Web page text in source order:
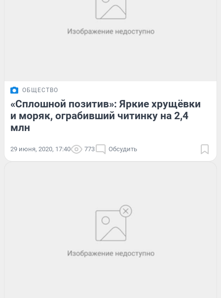
ОБЩЕСТВО
«Сплошной позитив»: Яркие хрущёвки
и моряк, ограбивший читинку на 2,4
млн
29 июня, 2020, 17:40 773 Обсудить